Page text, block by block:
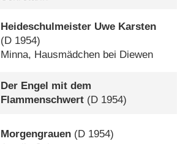
Heideschulmeister Uwe Karsten
(D 1954)
Minna, Hausmädchen bei Diewen
Der Engel mit dem
Flammenschwert (D 1954)
Morgengrauen (D 1954)